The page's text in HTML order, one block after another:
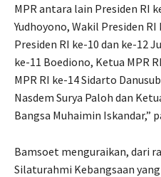
MPR antara lain Presiden RI
Yudhoyono, Wakil Presiden
Presiden RI ke-10 dan ke-12
ke-11 Boediono, Ketua MPR
MPR RI ke-14 Sidarto
Nasdem Surya Paloh dan
Bangsa Muhaimin Iskandar,”
Bamsoet menguraikan, dari
Silaturahmi Kebangsaan